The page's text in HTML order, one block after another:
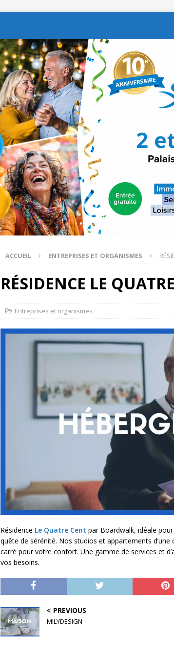
ACCUEIL ENTREPRISES ET ORGANISMES
RÉSIDENCE LE
Entreprises et organismes
Résidence Le Quatre Cent par Boardwalk, idéale
quête de sérénité. Nos studios et appartements
carré pour votre confort. Une gamme de services et
vos besoins.
PREVIOUS
MILYDESIGN